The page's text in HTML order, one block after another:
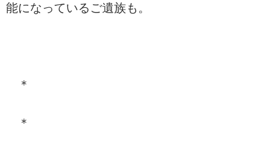
能になっているご遺族も。
＊
＊